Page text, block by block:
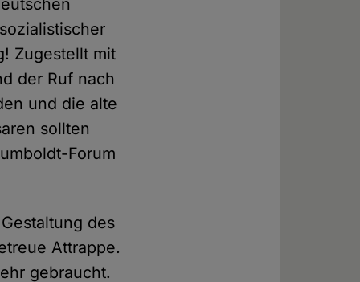
Zugestellt mit
der Ruf nach
und die alte
sollten
Forum
des
Attrappe.
gebraucht.